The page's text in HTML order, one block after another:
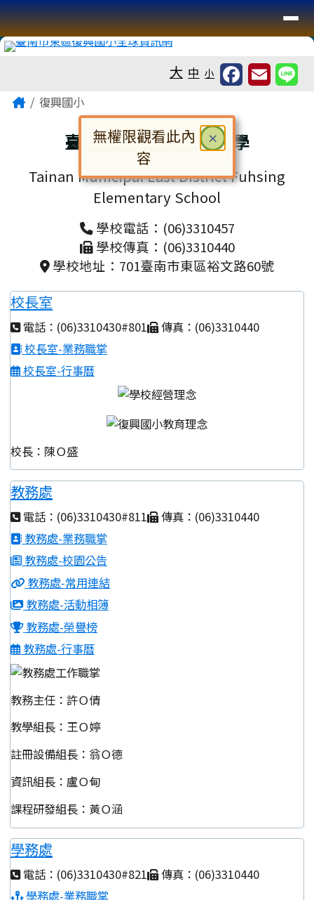
跳至主內容區
臺南市復興國小全球資訊網
導覽列
大 中 小
主內容區域
Home復興國小
臺南市東區復興國民小學
Tainan Municipal East District Fuhsing
Elementary School
學校電話：(06)3310457
學校傳真：(06)3310440
學校地址：701臺南市東區裕文路60號
校長室
電話：(06)3310430#801
傳真：(06)3310440
校長室-業務職掌
校長室-行事曆
校長：陳Ｏ盛
教務處
電話：(06)3310430#811
傳真：(06)3310440
教務處-業務職掌
教務處-校園公告
教務處-常用連結
教務處-活動相簿
教務處-榮譽榜
教務處-行事曆
教務主任：許Ｏ倩
教學組長：王Ｏ婷
註冊設備組長：翁Ｏ德
資訊組長：盧Ｏ甸
課程研發組長：黃Ｏ涵
學務處
電話：(06)3310430#821
傳真：(06)3310440
學務處-業務職掌
頁尾區域
× 關閉
無權限觀看此內
容
對話框已開啟。請使用 Tab 鍵在